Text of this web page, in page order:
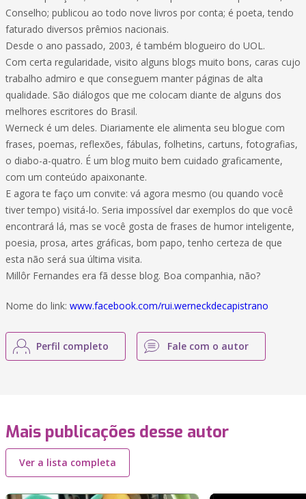
Conselho; publicou ao todo nove livros por conta; é poeta, tendo
faturado diversos prêmios nacionais.
Desde o ano passado, 2003, é também blogueiro do UOL.
Com certa regularidade, visito alguns blogs muito bons, caras cujo
trabalho admiro e que conseguem manter páginas de alta
qualidade. São diálogos que me colocam diante de alguns dos
melhores escritores do Brasil.
Werneck é um deles. Diariamente ele alimenta seu blogue com
frases, poemas, reflexões, fábulas, folhetins, cartuns, fotografias,
o diabo-a-quatro. É um blog muito bem cuidado graficamente,
com um conteúdo apaixonante.
E agora te faço um convite: vá agora mesmo (ou quando você
tiver tempo) visitá-lo. Seria impossível dar exemplos do que você
encontrará lá, mas se você gosta de frases de humor inteligente,
poesia, prosa, artes gráficas, bom papo, tenho certeza de que
esta não será sua última visita.
Millôr Fernandes era fã desse blog. Boa companhia, não?
Nome do link: www.facebook.com/rui.werneckdecapistrano
Perfil completo Fale com o autor
Mais publicações desse autor
Ver a lista completa